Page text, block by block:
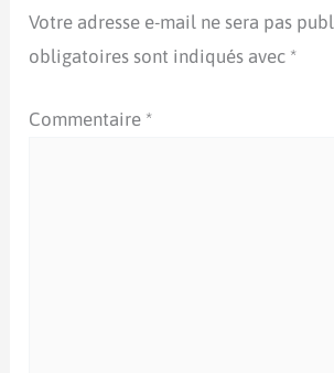
Votre adresse e-mail ne sera pas
obligatoires sont indiqués avec *
Commentaire *